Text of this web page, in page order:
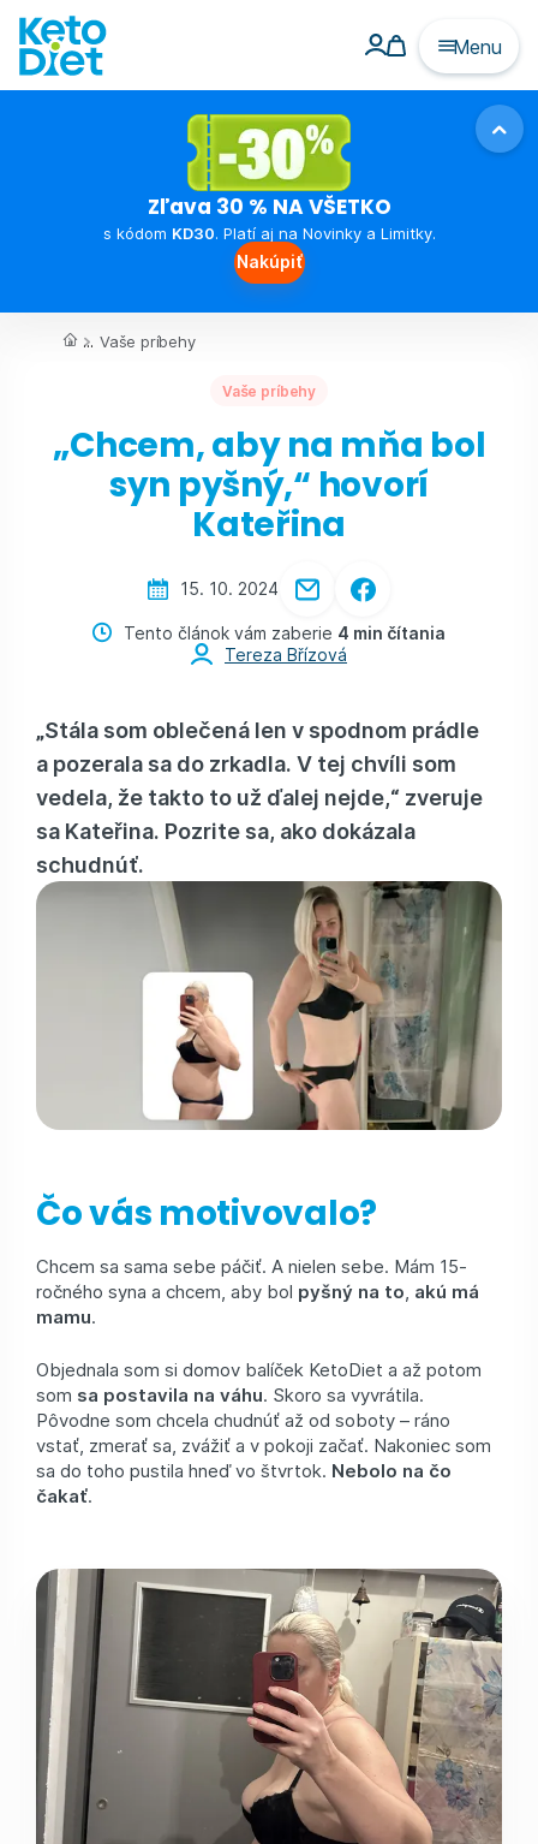
Menu
Zľava 30 % NA VŠETKO
s kódom KD30. Platí aj na Novinky a Limitky.
Nakúpiť
... Vaše príbehy
Vaše príbehy
„Chcem, aby na mňa bol
syn pyšný,“ hovorí
Kateřina
15. 10. 2024
Tento článok vám zaberie 4 min čítania
Tereza Břízová
„Stála som oblečená len v spodnom prádle
a pozerala sa do zrkadla. V tej chvíli som
vedela, že takto to už ďalej nejde,“ zveruje
sa Kateřina. Pozrite sa, ako dokázala
schudnúť.
Čo vás motivovalo?
Chcem sa sama sebe páčiť. A nielen sebe. Mám 15-
ročného syna a chcem, aby bol pyšný na to, akú má
mamu.
Objednala som si domov balíček KetoDiet a až potom
som sa postavila na váhu. Skoro sa vyvrátila.
Pôvodne som chcela chudnúť až od soboty – ráno
vstať, zmerať sa, zvážiť a v pokoji začať. Nakoniec som
sa do toho pustila hneď vo štvrtok. Nebolo na čo
čakať.